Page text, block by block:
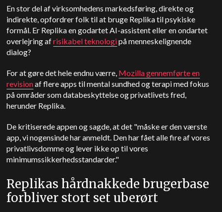
En stor del af virksomhedens markedsføring, direkte og
indirekte, opfordrer folk til at bruge Replika til psykiske
formål. Er Replika en godartet AI-assistent eller en ondartet
overlejring afrisikabel teknologipå menneskelignende
dialog?
For at gøre det hele endnu værre, Mozilla gennemførte en
revisionaf flere apps til mental sundhed og terapi med fokus
på områder som databeskyttelse og privatlivets fred,
herunder Replika.
De kritiserede appen og sagde, at det "måske er den værste
app, vi nogensinde har anmeldt. Den har fået alle fire af vores
privatlivsdomme og lever ikke op til vores
minimumssikkerhedsstandarder."
Replikas hårdnakkede brugerbase
forbliver stort set uberørt